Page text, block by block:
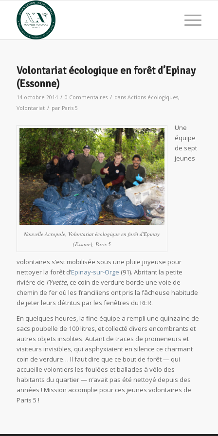
Volontariat écologique en forêt d’Epinay
(Essonne)
14 octobre 2014 / 0 Commentaires / dans Actions écologiques,
Volontariat / par Paris 5
Nouvelle Acropole, Volontariat écologique en forêt d'Epinay
(Essone), Paris 5
Une
équipe
de sept
jeunes
volontaires s’est mobilisée sous une pluie joyeuse pour
nettoyer la forêt d’Epinay-sur-Orge (91). Abritant la petite
rivière de l’Yvette, ce coin de verdure borde une voie de
chemin de fer où les franciliens ont pris la fâcheuse habitude
de jeter leurs détritus par les fenêtres du RER.
En quelques heures, la fine équipe a rempli une quinzaine de
sacs poubelle de 100 litres, et collecté divers encombrants et
autres objets insolites. Autant de traces de promeneurs et
visiteurs invisibles, qui asphyxiaient en silence ce charmant
coin de verdure… Il faut dire que ce bout de forêt — qui
accueille volontiers les foulées et ballades à vélo des
habitants du quartier — n’avait pas été nettoyé depuis des
années ! Mission accomplie pour ces jeunes volontaires de
Paris 5 !